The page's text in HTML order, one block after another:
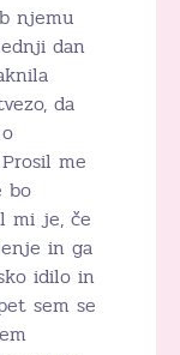
njemu
dan
da
me
bo
mi je, če
in ga
idilo in
sem se